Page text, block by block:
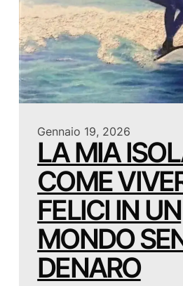
Gennaio 19, 2026
LA MIA
COME
FELICI IN UN
MONDO
DENARO